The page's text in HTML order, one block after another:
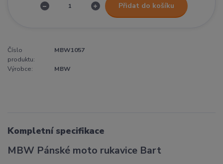
Přidat do košíku
Číslo
produktu:
MBW1057
Výrobce: MBW
Kompletní specifikace
MBW Pánské moto rukavice Bart